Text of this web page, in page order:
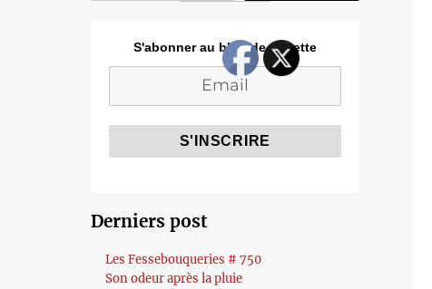
S'abonner au blog de Cozette
Derniers post
Les Fessebouqueries # 750
Son odeur après la pluie